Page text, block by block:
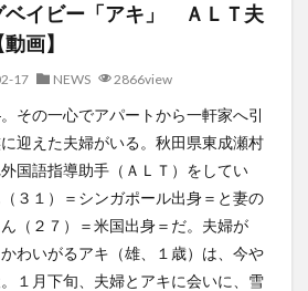
ベイビー「アキ」 ＡＬＴ夫
画】
17 NEWS 2866view
その一心でアパートから一軒家へ引
迎えた夫婦がいる。秋田県東成瀬村
国語指導助手（ＡＬＴ）をしてい
３１）＝シンガポール出身＝と妻の
（２７）＝米国出身＝だ。夫婦が
かわいがるアキ（雄、１歳）は、今や
１月下旬、夫婦とアキに会いに、雪